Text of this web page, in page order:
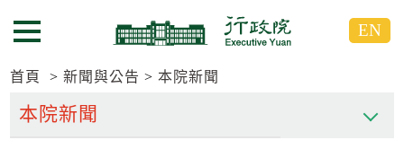
到
要
區
到
要
區
選單按鈕 EN
首頁 新聞與公告 本院新聞